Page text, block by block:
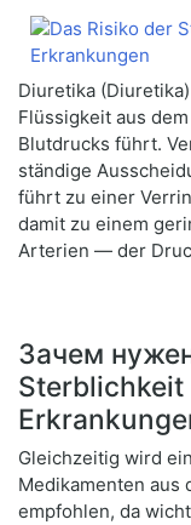
Diuretika
Flüssigkeit aus
Blutdrucks führt.
ständige
führt zu einer
damit zu einem
Arterien — der
Зачем
Gleichzeitig wird
Medikamenten aus
empfohlen, da